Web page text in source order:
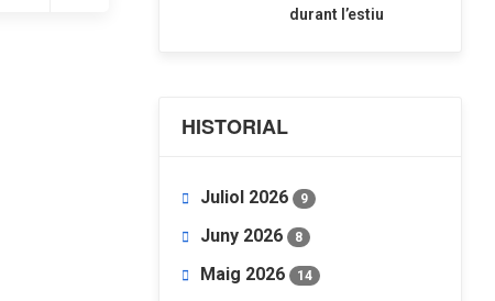
durant l’estiu
HISTORIAL
Juliol 2026 9
Juny 2026 8
Maig 2026 14